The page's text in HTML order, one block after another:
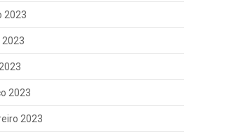
2023
2023
2023